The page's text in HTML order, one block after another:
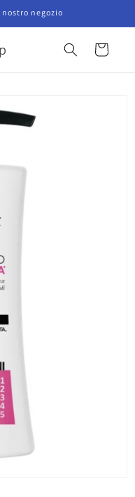
negozio
Carrello